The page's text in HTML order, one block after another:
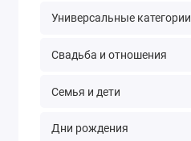
Универсальные категории
Свадьба и отношения
Семья и дети
Дни рождения